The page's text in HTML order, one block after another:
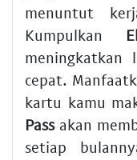
menuntut
Kumpulkan
meningkatkan
cepat.
kartu kamu
Passakan
setiap